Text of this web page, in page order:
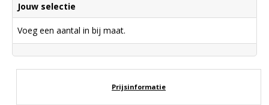
Jouw selectie
Voeg een aantal in bij maat.
Prijsinformatie